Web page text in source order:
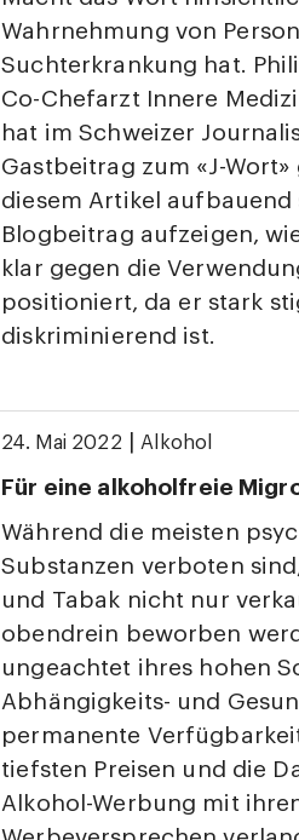
Wahrnehmung von
Suchterkrankung hat.
Co-Chefarzt Innere
hat im Schweizer
Gastbeitrag zum «J-
diesem Artikel aufbauend
Blogbeitrag aufzeigen,
klar gegen die
positioniert, da er stark
diskriminierend ist.
24. Mai 2022 Alkohol
Für eine alkoholfreie
Während die meisten
Substanzen verboten
und Tabak nicht nur
obendrein beworben
ungeachtet ihres hohen
Abhängigkeits- und
permanente
tiefsten Preisen und die
Alkohol-Werbung mit